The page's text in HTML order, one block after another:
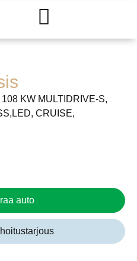
KW MULTIDRIVE-S,
CRUISE,
auto